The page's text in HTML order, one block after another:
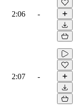
2:06 -
2:07 -